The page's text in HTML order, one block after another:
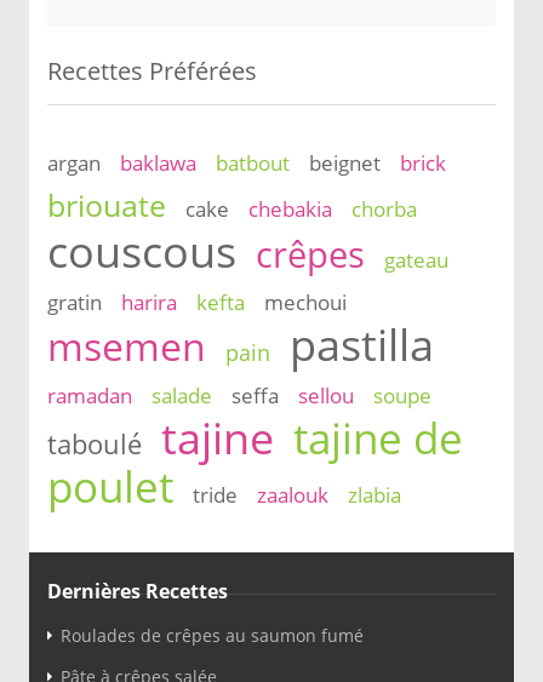
Recettes Préférées
argan baklawa batbout beignet brick
briouate cake chebakia chorba
couscous crêpes
gateau
gratin
harira kefta mechoui
msemen pain pastilla
ramadan salade seffa sellou soupe
taboulé tajine tajine de
poulet
tride zaalouk zlabia
Dernières Recettes
Roulades de crêpes au saumon fumé
Pâte à crêpes salée